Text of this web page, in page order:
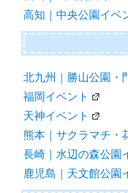
高知｜中央公園イベ
北九州｜勝山公園・
福岡イベント
天神イベント
熊本｜サクラマチ・
長崎｜水辺の森公園
鹿児島｜天文館公園